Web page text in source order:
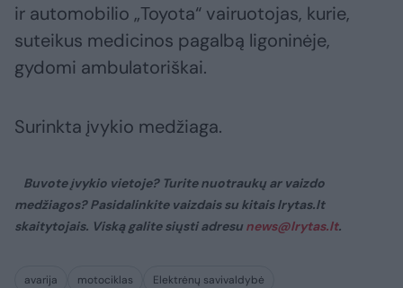
ir automobilio „Toyota“ vairuotojas, kurie,
suteikus medicinos pagalbą ligoninėje,
gydomi ambulatoriškai.
Surinkta įvykio medžiaga.
Buvote įvykio vietoje? Turite nuotraukų ar vaizdo
medžiagos? Pasidalinkite vaizdais su kitais lrytas.lt
skaitytojais. Viską galite siųsti adresu news@lrytas.lt.
avarija motociklas
Elektrėnų savivaldybė